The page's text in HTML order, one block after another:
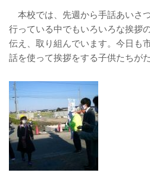
本校では、先週から手話あいさ
行っている中でもいろいろな挨拶
伝え、取り組んでいます。今日も
話を使って挨拶をする子供たちが